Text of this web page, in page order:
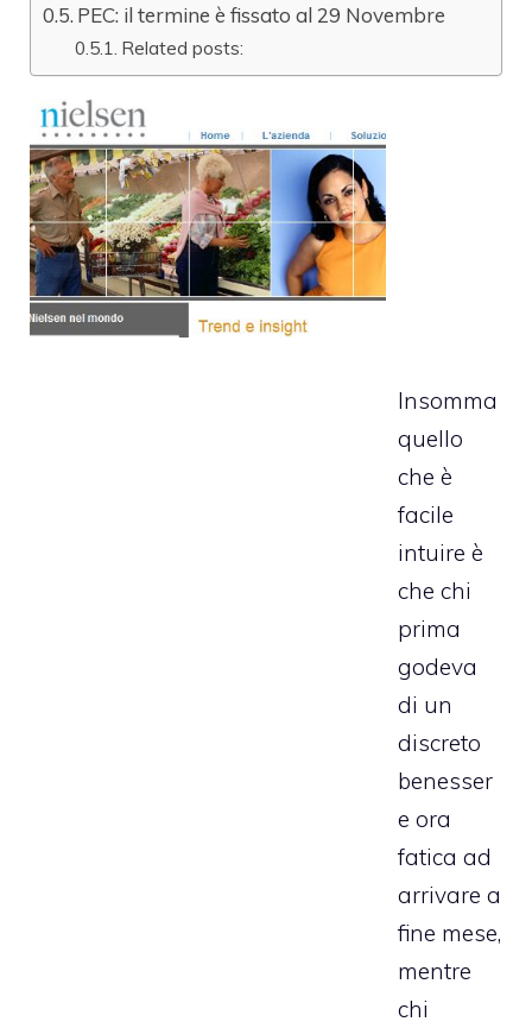
PEC: il termine è fissato al 29 Novembre
Related posts:
Insomma
quello
che è
facile
intuire è
che chi
prima
godeva
di un
discreto
benesser
e ora
fatica ad
arrivare a
fine mese,
mentre
chi